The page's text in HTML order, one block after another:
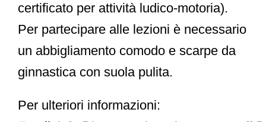
certificato per attività ludico-motoria).
Per partecipare alle lezioni è necessario
un abbigliamento comodo e scarpe da
ginnastica con suola pulita.
Per ulteriori informazioni: